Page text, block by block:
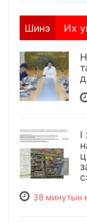
Шинэ Их
I
38 минутын